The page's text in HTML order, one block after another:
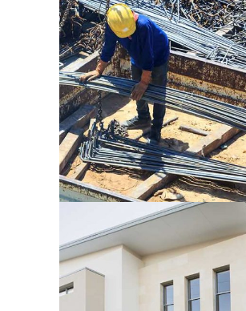
Supernatural Showreel
SIN CATEGORÍA
Jeffrey Ween